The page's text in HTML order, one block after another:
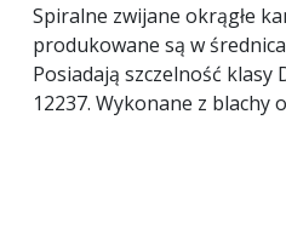
Spiralne zwijane okrągłe
produkowane są w
Posiadają szczelność klasy
12237. Wykonane z blachy